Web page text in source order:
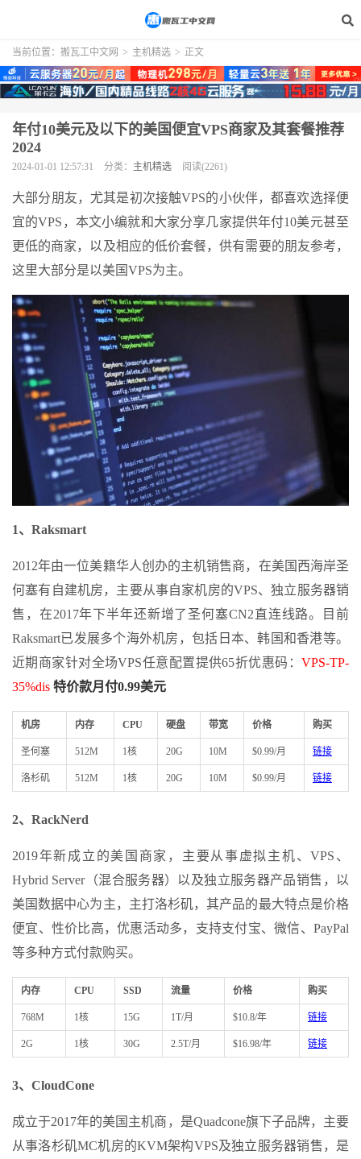
当前位置： 搬瓦工中文网 > 主机精选 > 正文
年付10美元及以下的美国便宜VPS商家及其套餐推荐
2024
2024-01-01 12:57:31 分类： 主机精选 阅读(2261)
大部分朋友，尤其是初次接触VPS的小伙伴，都喜欢选择便
宜的VPS，本文小编就和大家分享几家提供年付10美元甚至
更低的商家，以及相应的低价套餐，供有需要的朋友参考，
这里大部分是以美国VPS为主。
1、Raksmart
2012年由一位美籍华人创办的主机销售商，在美国西海岸圣
何塞有自建机房，主要从事自家机房的VPS、独立服务器销
售，在2017年下半年还新增了圣何塞CN2直连线路。目前
Raksmart已发展多个海外机房，包括日本、韩国和香港等。
近期商家针对全场VPS任意配置提供65折优惠码： VPS-TP-
35%dis 特价款月付0.99美元
机房 内存 CPU 硬盘 带宽 价格 购买
圣何塞 512M 1核 20G 10M $0.99/月 链接
洛杉矶 512M 1核 20G 10M $0.99/月 链接
2、RackNerd
2019年新成立的美国商家，主要从事虚拟主机、VPS、
Hybrid Server（混合服务器）以及独立服务器产品销售，以
美国数据中心为主，主打洛杉矶，其产品的最大特点是价格
便宜、性价比高，优惠活动多，支持支付宝、微信、PayPal
等多种方式付款购买。
内存 CPU SSD 流量 价格 购买
768M 1核 15G 1T/月 $10.8/年 链接
2G 1核 30G 2.5T/月 $16.98/年 链接
3、CloudCone
成立于2017年的美国主机商，是Quadcone旗下子品牌，主要
从事洛杉矶MC机房的KVM架构VPS及独立服务器销售，是